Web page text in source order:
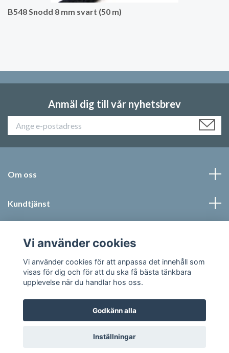
B548 Snodd 8 mm svart (50 m)
Anmäl dig till vår nyhetsbrev
Om oss
Kundtjänst
Sociala medier
© 2026 Jonic Textil AB
Vi använder cookies
Vi använder cookies för att anpassa det innehåll som
visas för dig och för att du ska få bästa tänkbara
upplevelse när du handlar hos oss.
Godkänn alla
Inställningar